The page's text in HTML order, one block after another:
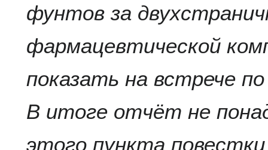
фунтов за
фармацевтической
показать на встрече
В итоге отчёт не
этого пункта